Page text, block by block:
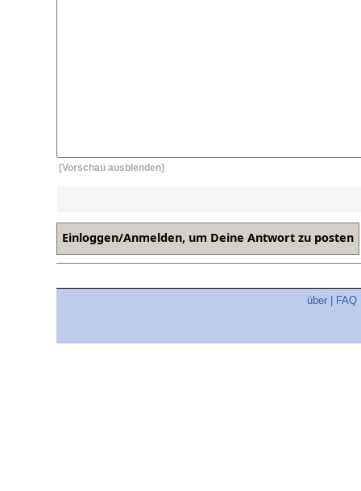
[Vorschau ausblenden]
über FAQ